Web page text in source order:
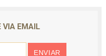
VIA EMAIL